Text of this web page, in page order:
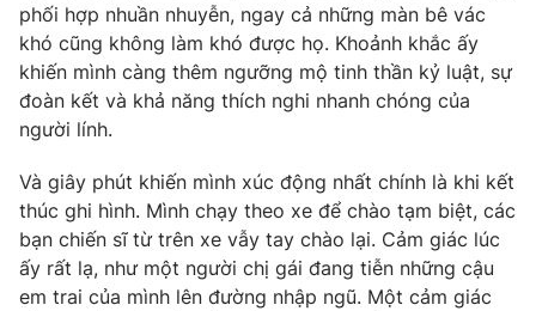
phối hợp nhuần nhuyễn, ngay cả những màn bê vác
khó cũng không làm khó được họ. Khoảnh khắc ấy
khiến mình càng thêm ngưỡng mộ tinh thần kỷ luật, sự
đoàn kết và khả năng thích nghi nhanh chóng của
người lính.
Và giây phút khiến mình xúc động nhất chính là khi kết
thúc ghi hình. Mình chạy theo xe để chào tạm biệt, các
bạn chiến sĩ từ trên xe vẫy tay chào lại. Cảm giác lúc
ấy rất lạ, như một người chị gái đang tiễn những cậu
em trai của mình lên đường nhập ngũ. Một cảm giác